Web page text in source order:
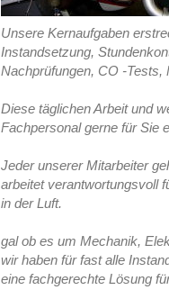
Unsere Kernaufgaben
Instandsetzung,
Nachprüfungen, CO -
Diese täglichen Arbeit und
Fachpersonal gerne für Sie
Jeder unserer Mitarbeiter
arbeitet verantwortungsvoll
in der Luft.
gal ob es um Mechanik,
wir haben für fast alle
eine fachgerechte Lösung